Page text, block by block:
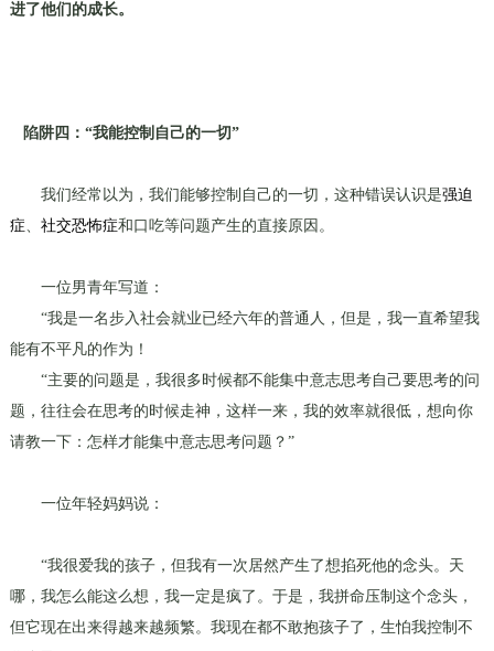
进了他们的成长。
陷阱四：“我能控制自己的一切”
我们经常以为，我们能够控制自己的一切，这种错误认识是强迫
症、 社交恐怖症和口吃等问题产生的直接原因。
一位男青年写道：
“我是一名步入社会就业已经六年的普通人，但是，我一直希望我
能有不平凡的作为！
“主要的问题是，我很多时候都不能集中意志思考自己要思考的问
题，往往会在思考的时候走神，这样一来，我的效率就很低，想向你
请教一下：怎样才能集中意志思考问题？”
一位年轻妈妈说：
“我很爱我的孩子，但我有一次居然产生了想掐死他的念头。天
哪，我怎么能这么想，我一定是疯了。于是，我拼命压制这个念头，
但它现在出来得越来越频繁。我现在都不敢抱孩子了，生怕我控制不